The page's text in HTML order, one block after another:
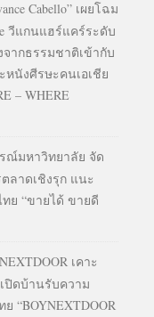
Cabello” เผยโฉม
วีแกนแฮร์แคร์ระดับ
ากธรรมชาติเข้ากับ
หนังศีรษะคนเอเชีย
– WHERE
ณ์มหาวิทยาลัย จัด
ลาดเชิงรุก แนะ
ย “ขายได้ ขายดี
เคาะ
เปิดบ้านรับความ
“BOYNEXTDOOR